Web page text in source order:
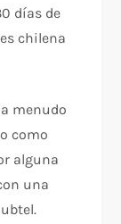
días de
chilena
menudo
como
alguna
una